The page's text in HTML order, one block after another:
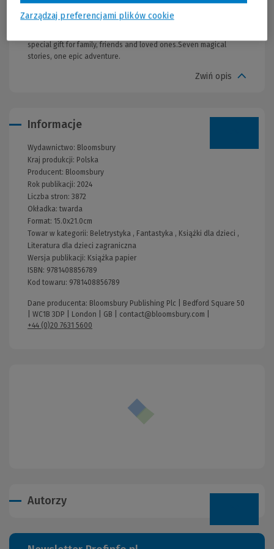
scarlet box, decorated with gold foiling showing Harry on his
broomstick flying past a fiery Hungarian Horntail dragon. These
special gift for family, friends and loved ones.Seven magical
stories, one epic adventure.
Zwiń opis
Informacje
Wydawnictwo: Bloomsbury
Kraj produkcji: Polska
Producent: Bloomsbury
Rok publikacji: 2024
Liczba stron: 3872
Okładka:twarda
Format: 15.0x21.0cm
Towar w kategorii: Beletrystyka , Fantastyka , Książki dla dzieci ,
Literatura dla dzieci zagraniczna
Wersja publikacji: Książka papier
ISBN: 9781408856789
Kod towaru: 9781408856789
Dane producenta: Bloomsbury Publishing Plc | Bedford Square 50
| WC1B 3DP | London | GB | contact@bloomsbury.com
+44 (0)20 7631 5600
Autorzy
Zarządzaj preferencjami plików cookie